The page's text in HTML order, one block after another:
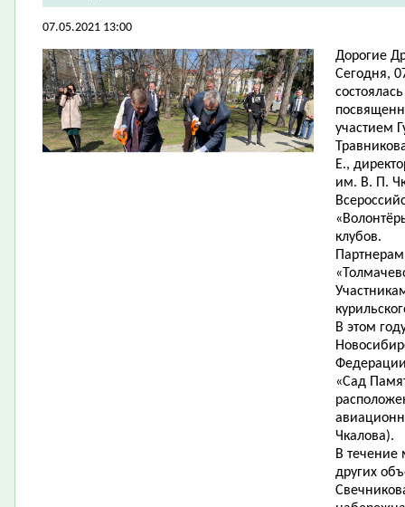
07.05.2021 13:00
Дорогие
Сегодня,
участием
Травников
Е.,
им. В. П.
клубов.
В этом
«Сад
Чкалова).
В течение
других